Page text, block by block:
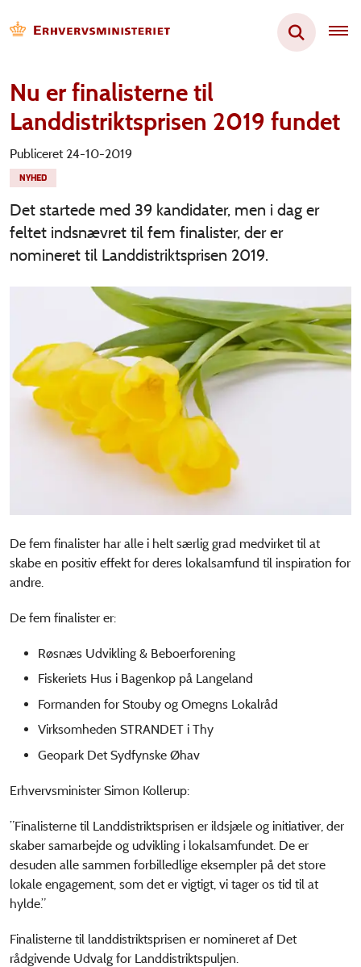
Nu er finalisterne til
Landdistriktsprisen 2019 fundet
Publiceret 24-10-2019
NYHED
Det startede med 39 kandidater, men i dag er
feltet indsnævret til fem finalister, der er
nomineret til Landdistriktsprisen 2019.
De fem finalister har alle i helt særlig grad medvirket til at
skabe en positiv effekt for deres lokalsamfund til inspiration for
andre.
De fem finalister er:
Røsnæs Udvikling & Beboerforening
Fiskeriets Hus i Bagenkop på Langeland
Formanden for Stouby og Omegns Lokalråd
Virksomheden STRANDET i Thy
Geopark Det Sydfynske Øhav
Erhvervsminister Simon Kollerup:
”Finalisterne til Landdistriktsprisen er ildsjæle og initiativer, der
skaber samarbejde og udvikling i lokalsamfundet. De er
desuden alle sammen forbilledlige eksempler på det store
lokale engagement, som det er vigtigt, vi tager os tid til at
hylde.”
Finalisterne til landdistriktsprisen er nomineret af Det
rådgivende Udvalg for Landdistriktspuljen.